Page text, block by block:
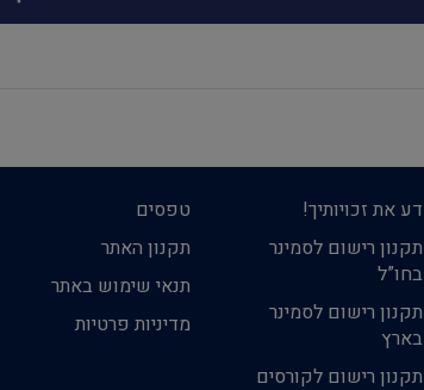
דע את זכויותיך!
תקנון רישום לסמינר
בחו”ל
תקנון רישום לסמינר
בארץ
תקנון רישום לקורסים
טפסים
תקנון האתר
תנאי שימוש באתר
מדיניות פרטיות